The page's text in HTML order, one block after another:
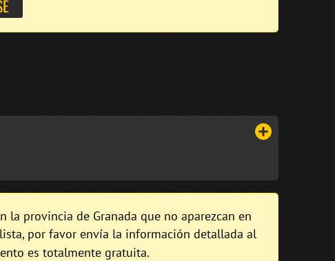
la provincia de Granada que no aparezcan en
por favor envía la información detallada al
es totalmente gratuita.